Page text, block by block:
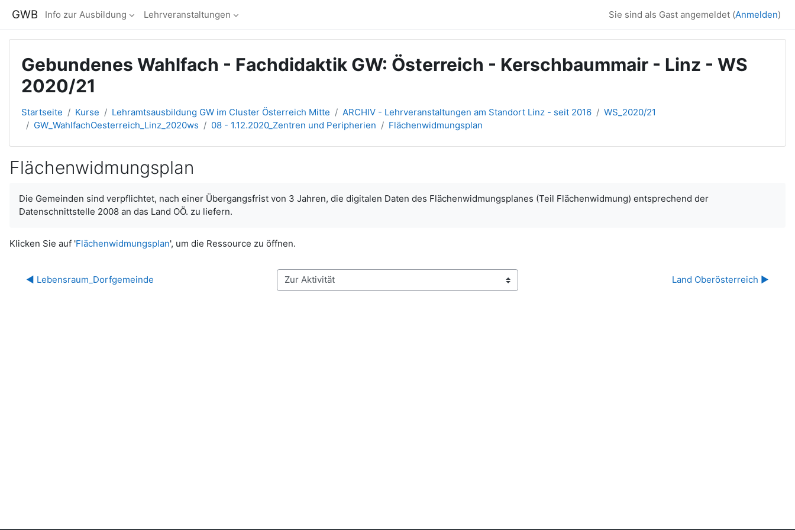
GWB Info zur Ausbildung Lehrveranstaltungen Sie sind als Gast angemeldet (Anmelden)
Gebundenes Wahlfach - Fachdidaktik GW: Österreich - Kerschbaummair - Linz - WS
2020/21
Startseite Kurse Lehramtsausbildung GW im Cluster Österreich Mitte ARCHIV - Lehrveranstaltungen am Standort Linz - seit 2016
WS_2020/21
GW_WahlfachOesterreich_Linz_2020ws
08 - 1.12.2020_Zentren und Peripherien Flächenwidmungsplan
Flächenwidmungsplan
Die Gemeinden sind verpflichtet, nach einer Übergangsfrist von 3 Jahren, die digitalen Daten des Flächenwidmungsplanes (Teil Flächenwidmung) entsprechend der
Datenschnittstelle 2008 an das Land OÖ. zu liefern.
Klicken Sie auf 'Flächenwidmungsplan', um die Ressource zu öffnen.
◀︎ Lebensraum_Dorfgemeinde Zur Aktivität Land Oberösterreich ▶︎